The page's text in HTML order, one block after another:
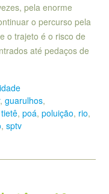
pela enorme
o percurso pela
o trajeto é o risco de
até pedaços de
, guarulhos,
, poá, poluição, rio,
, sptv